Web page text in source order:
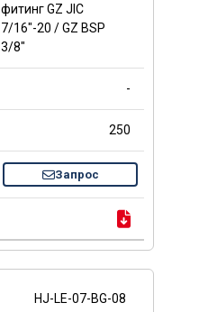
фитинг GZ JIC
7/16"-20 / GZ BSP
3/8"
-
250
Запрос
HJ-LE-07-BG-08